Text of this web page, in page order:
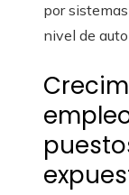
por
nivel de